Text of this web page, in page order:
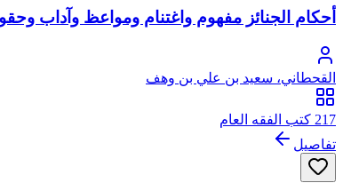
أحكام الجنائز مفهوم واغتنام ومواعظ وآداب
القحطاني، سعيد بن علي بن وهف
217 كتب الفقه العام
تفاصيل